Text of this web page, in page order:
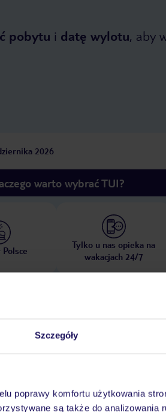
Szczegóły
poprawy komfortu użytkowania
są także do analizowania
pobytu i datę wylotu, aby
2026
warto wybrać TUI?
Tylko u nas opieka na
wakacjach 24/7
Atrakcje
lat, lipiec i sierpień, kilka razy w tygodniu,